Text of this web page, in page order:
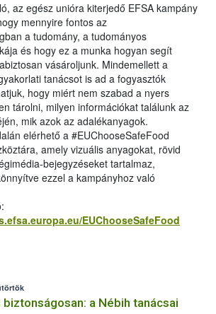
az egész unióra kiterjedő EFSA kampány
mennyire fontos az
a tudomány, a tudományos
és hogy ez a munka hogyan segít
vásároljunk. Mindemellett a
tanácsot is ad a fogyasztók
hogy miért nem szabad a nyers
tárolni, milyen információkat találunk az
mik azok az adalékanyagok.
elérhető a #EUChooseSafeFood
amely vizuális anyagokat, rövid
bejegyzéseket tartalmaz,
ezzel a kampányhoz való
EUChooseSafeFood
a Nébih tanácsai